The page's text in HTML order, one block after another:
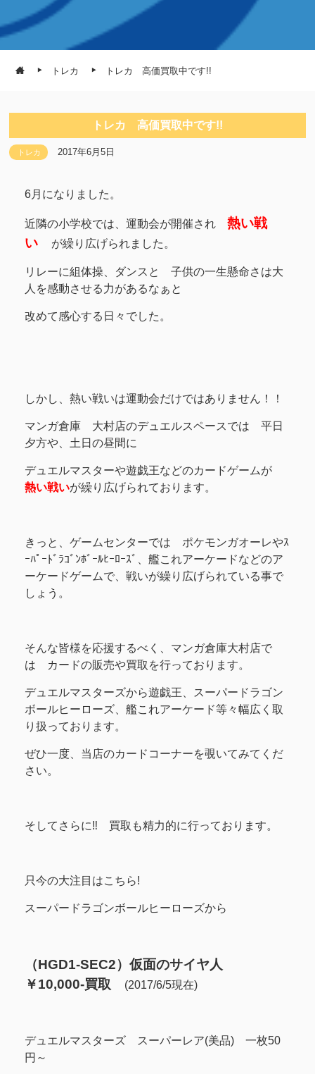
トレカ トレカ 高価買取中です!!
トレカ 高価買取中です!!
トレカ 2017年6月5日
6月になりました。
近隣の小学校では、運動会が開催され 熱い戦
い
が繰り広げられました。
リレーに組体操、ダンスと 子供の一生懸命さは大
人を感動させる力があるなぁと
改めて感心する日々でした。
しかし、熱い戦いは運動会だけではありません！！
マンガ倉庫 大村店のデュエルスペースでは 平日
夕方や、土日の昼間に
デュエルマスターや遊戯王などのカードゲームが
熱い戦いが繰り広げられております。
きっと、ゲームセンターでは ポケモンガオーレやｽ
ｰﾊﾟｰﾄﾞﾗｺﾞﾝﾎﾞｰﾙﾋｰﾛｰｽﾞ、艦これアーケードなどのア
ーケードゲームで、戦いが繰り広げられている事で
しょう。
そんな皆様を応援するべく、マンガ倉庫大村店で
は カードの販売や買取を行っております。
デュエルマスターズから遊戯王、スーパードラゴン
ボールヒーローズ、艦これアーケード等々幅広く取
り扱っております。
ぜひ一度、当店のカードコーナーを覗いてみてくだ
さい。
そしてさらに‼ 買取も精力的に行っております。
只今の大注目はこちら!
スーパードラゴンボールヒーローズから
（HGD1-SEC2）仮面のサイヤ人
￥10,000-買取
(2017/6/5現在)
デュエルマスターズ スーパーレア(美品) 一枚50
円～